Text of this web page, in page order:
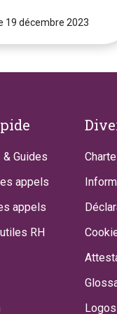
19 décembre 2023
Guides
appels
appels
RH
Logos